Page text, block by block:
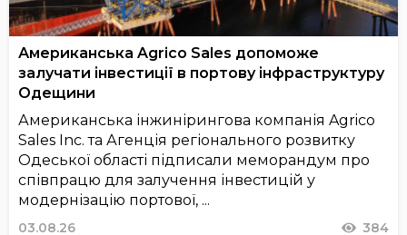
Американська Agrico Sales допоможе
залучати інвестиції в портову інфраструктуру
Одещини
Американська інжинірингова компанія Agrico
Sales Inc. та Агенція регіонального розвитку
Одеської області підписали меморандум про
співпрацю для залучення інвестицій у
модернізацію портової, ...
03.08.26 384